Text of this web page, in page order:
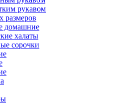
рукавом
размеров
домашние
халаты
сорочки